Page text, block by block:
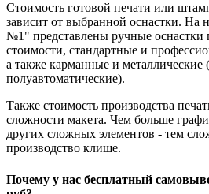
Стоимость готовой печати или
зависит от выбранной оснастки.
№1" представлены ручные оснастки
стоимости, стандартные и
а также карманные и металлические
полуавтоматические).
Также стоимость производства
сложности макета. Чем больше
других сложных элементов - тем
производство клише.
Почему у нас бесплатный